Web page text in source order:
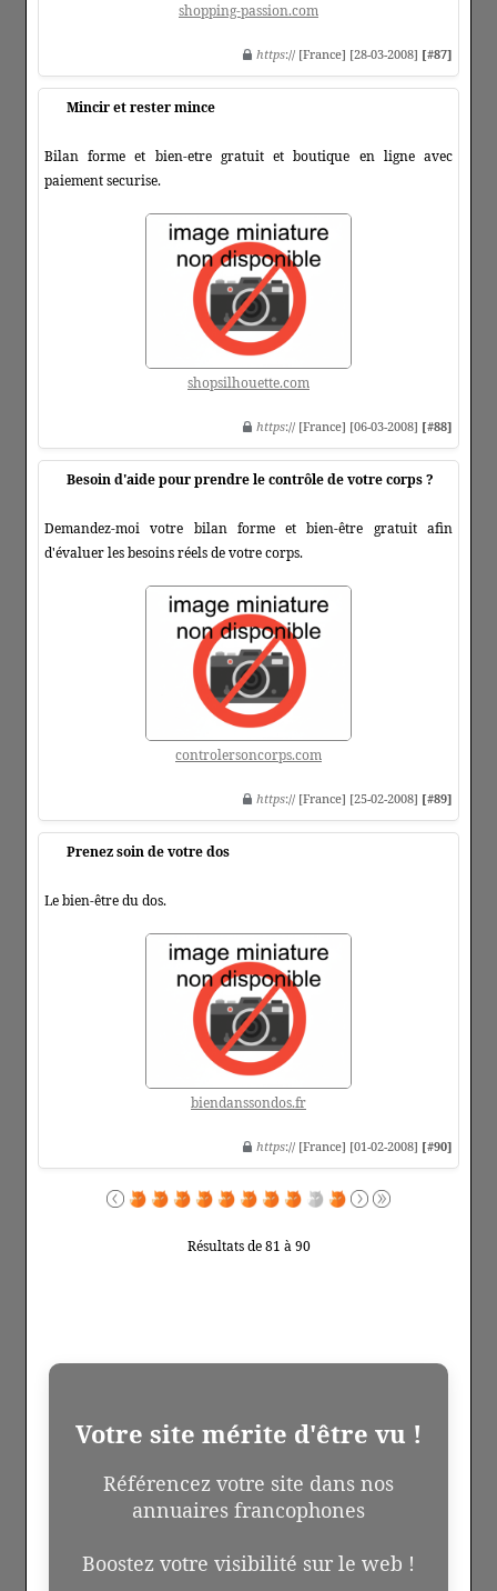
shopping-passion.com
https:// [France] [28-03-2008] [#87]
Mincir et rester mince
Bilan forme et bien-etre gratuit et boutique en ligne avec
paiement securise.
shopsilhouette.com
https:// [France] [06-03-2008] [#88]
Besoin d'aide pour prendre le contrôle de votre corps ?
Demandez-moi votre bilan forme et bien-être gratuit afin
d'évaluer les besoins réels de votre corps.
controlersoncorps.com
https:// [France] [25-02-2008] [#89]
Prenez soin de votre dos
Le bien-être du dos.
biendanssondos.fr
https:// [France] [01-02-2008] [#90]
Résultats de 81 à 90
Votre site mérite d'être vu !
Référencez votre site dans nos
annuaires francophones
Boostez votre visibilité sur le web !